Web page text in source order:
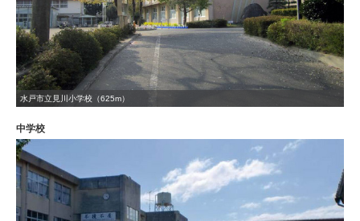
水戸市立見川小学校（625m）
中学校